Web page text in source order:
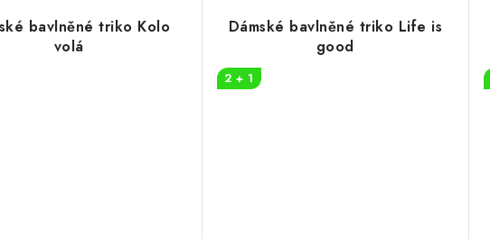
bavlněné triko Kolo
volá
Dámské bavlněné triko Life is
good
2 + 1